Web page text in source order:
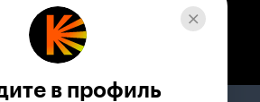
Музыка
Телепрограмма
в профиль